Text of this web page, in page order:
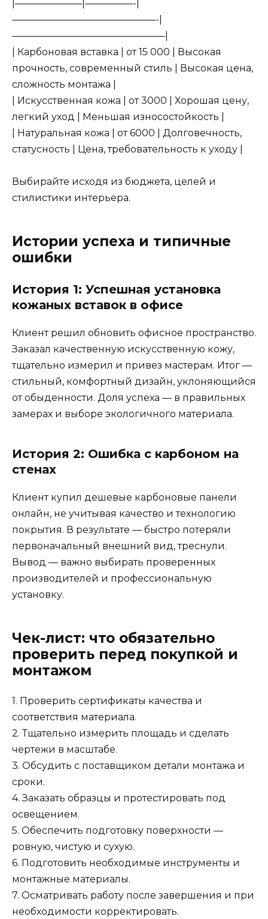
|———————|—————-|
———————————————-|
————————————————|
| Карбоновая вставка | от 15 000 | Высокая
прочность, современный стиль | Высокая цена,
сложность монтажа |
| Искусственная кожа | от 3000 | Хорошая цену,
легкий уход | Меньшая износостойкость |
| Натуральная кожа | от 6000 | Долговечность,
статусность | Цена, требовательность к уходу |
Выбирайте исходя из бюджета, целей и
стилистики интерьера.
Истории успеха и типичные
ошибки
История 1: Успешная установка
кожаных вставок в офисе
Клиент решил обновить офисное пространство.
Заказал качественную искусственную кожу,
тщательно измерил и привез мастерам. Итог —
стильный, комфортный дизайн, уклоняющийся
от обыденности. Доля успеха — в правильных
замерах и выборе экологичного материала.
История 2: Ошибка с карбоном на
стенах
Клиент купил дешевые карбоновые панели
онлайн, не учитывая качество и технологию
покрытия. В результате — быстро потеряли
первоначальный внешний вид, треснули.
Вывод — важно выбирать проверенных
производителей и профессиональную
установку.
Чек-лист: что обязательно
проверить перед покупкой и
монтажом
1. Проверить сертификаты качества и
соответствия материала.
2. Тщательно измерить площадь и сделать
чертежи в масштабе.
3. Обсудить с поставщиком детали монтажа и
сроки.
4. Заказать образцы и протестировать под
освещением.
5. Обеспечить подготовку поверхности —
ровную, чистую и сухую.
6. Подготовить необходимые инструменты и
монтажные материалы.
7. Осматривать работу после завершения и при
необходимости корректировать.